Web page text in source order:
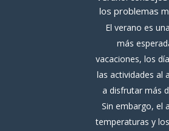
los problemas
El verano es
más
vacaciones, los
las actividades al
a disfrutar más
Sin embargo, el
temperaturas y